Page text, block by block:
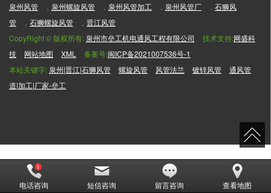
泉州风管 ， 泉州螺旋风管 ， 泉州风管加工 ， 泉州风管厂 ， 石狮风
管
， 石狮螺旋风管 ， 晋江风管
CopyRight © 版权所有: 泉州市垒工机电通风工程有限公司 技术支持:网盛科
技
网站地图 XML 备案号:闽ICP备2021007536号-1
本站关键字: 泉州|晋江|石狮风管 螺旋风管 风管法兰 镀锌风管
通风管
道|加工|厂家-垒工
电话咨询 短信咨询 留言咨询 查看地图